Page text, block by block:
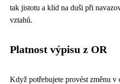
tak jistotu a klid na duši při
vztahů.
Platnost výpisu z OR
Když potřebujete provést změnu